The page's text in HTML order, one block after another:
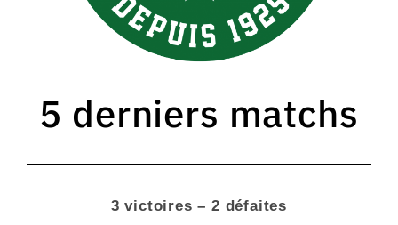
5 derniers matchs
3 victoires – 2 défaites